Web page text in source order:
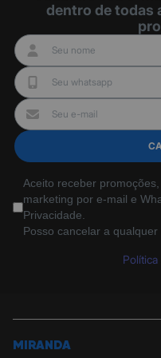
dentro de todas
Aceito receber
marketing por e-mail e
Privacidade.
Posso cancelar a qualquer
MIRANDA